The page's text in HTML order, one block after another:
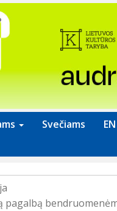
Svečiams EN